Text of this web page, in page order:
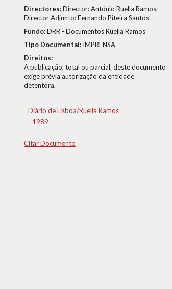
Directores:Director: António Ruella Ramos;
Director Adjunto: Fernando Piteira Santos
Fundo:DRR - Documentos Ruella Ramos
Tipo Documental: IMPRENSA
Direitos:
A publicação, total ou parcial, deste documento
exige prévia autorização da entidade
detentora.
Diário de Lisboa/Ruella Ramos
1989
Citar Documento